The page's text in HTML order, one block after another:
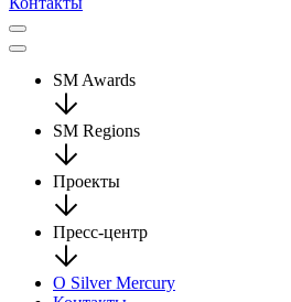
SM Awards
SM Regions
Проекты
Пресс-центр
О Silver Mercury